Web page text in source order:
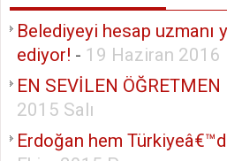
Belediyeyi hesap
ediyor! - 19 Haziran 2016
EN SEVİLEN
2015 Salı
Erdoğan hem